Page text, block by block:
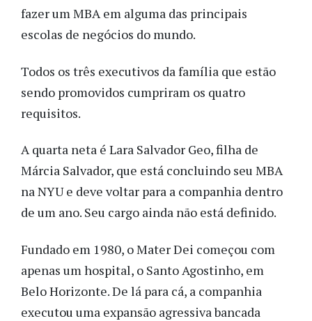
fazer um MBA em alguma das principais
escolas de negócios do mundo.
Todos os três executivos da família que estão
sendo promovidos cumpriram os quatro
requisitos.
A quarta neta é Lara Salvador Geo, filha de
Márcia Salvador, que está concluindo seu MBA
na NYU e deve voltar para a companhia dentro
de um ano. Seu cargo ainda não está definido.
Fundado em 1980, o Mater Dei começou com
apenas um hospital, o Santo Agostinho, em
Belo Horizonte. De lá para cá, a companhia
executou uma expansão agressiva bancada